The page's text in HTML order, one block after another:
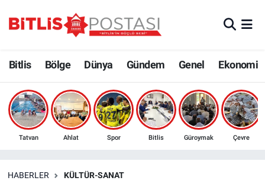
Bitlis Bölge Dünya Gündem Genel Ekonomi
Tatvan Ahlat Spor Bitlis Güroymak Çevre
HABERLER KÜLTÜR-SANAT
Bölge
Çevre
Bitlis Trafik Yoğunluk Haritası
Süper Lig Puan Durumu ve Fikstür